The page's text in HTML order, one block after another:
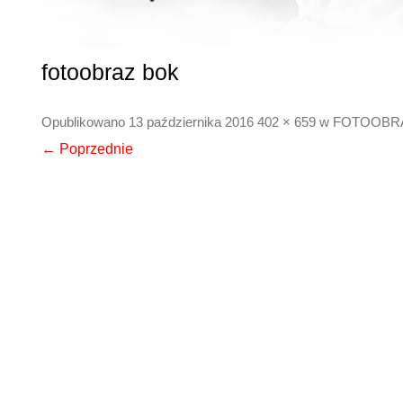
fotoobraz bok
Opublikowano 13 października 2016 402 × 659w
← Poprzednie